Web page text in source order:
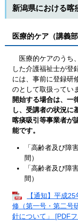
新潟県における喀
医療的ケア（講義
医療的ケアのうち
した介護福祉士が登
には、事前に登録研
のとして取扱ってい
開始する場合は、一
し、受講者の状況に
喀痰吸引等事業者が
能です。
「高齢者及び障
間）
「高齢者及び障
間）
【通知】平成
修（第一号・第二号
針について」 [PDF